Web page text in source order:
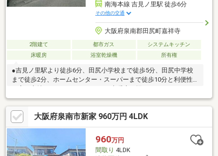
南海本線 吉見ノ里駅 徒歩6分
その他の交通
大阪府泉南郡田尻町嘉祥寺
2階建て 都市ガス
システムキッチン
床暖房
浴室乾燥機 所有権
●吉見ノ里駅より徒歩6分、田尻小学校まで徒歩5分、田尻中学校
まで徒歩2分、ホームセンター・スーパーまで徒歩10分と利便性
和室、2部屋に分割できる洋室等、こだわりの仕様です。●室内き
れいに使用されています。●現況有姿取引、売主契約不適合責任
免責となります。●司法書士は当社指定でお願い致します。
大阪府泉南市新家 960万円 4LDK
960万円
間取り 4LDK